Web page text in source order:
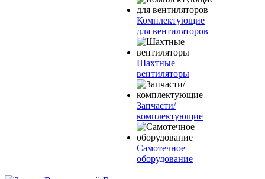
Комплектующие
для вентиляторов
Шахтные
вентиляторы
Запчасти/
комплектующие
Самотечное
оборудование